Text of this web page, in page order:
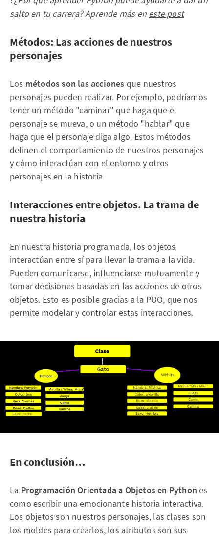
salto en tu carrera? Aprende más en este post
Métodos: Las acciones de nuestros
personajes
Los métodos son las acciones que nuestros
personajes pueden realizar. Por ejemplo, podríamos
tener un método "caminar" que haga que el
personaje se mueva, o un método "hablar" que
haga que el personaje diga algo. Estos métodos
definen el comportamiento de nuestros personajes
y cómo interactúan con el entorno y otros
personajes en la historia.
Interacciones entre objetos. La trama de
nuestra historia
En nuestra historia programada, los objetos
interactúan entre sí para llevar la trama a la vida.
Pueden comunicarse, influenciarse mutuamente y
tomar decisiones basadas en las acciones de otros
objetos. Esto es posible gracias a la POO, que nos
permite modelar y controlar estas interacciones.
En conclusión…
La Programación Orientada a Objetos en Pythones
como escribir una emocionante historia interactiva.
Los objetos son nuestros personajes, las clases son
los moldes para crearlos, los atributos son sus